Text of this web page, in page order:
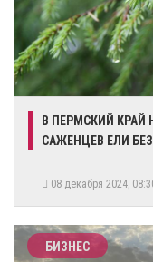
В ПЕРМСКИЙ КРАЙ
САЖЕНЦЕВ ЕЛИ
08 декабря 2024,
БИЗНЕС